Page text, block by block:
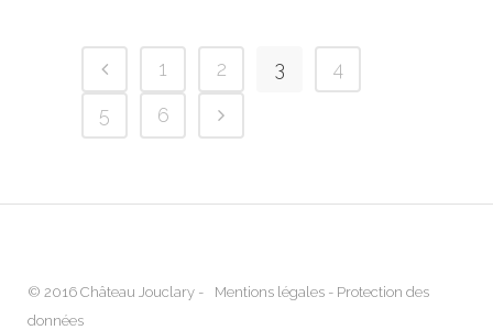
1 2 3
4
5
6
© 2016 Château Jouclary - Mentions légales - Protection des
données